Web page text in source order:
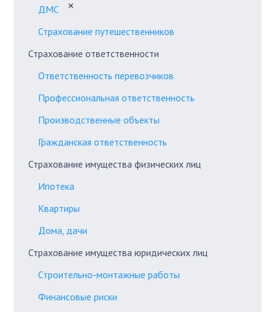
ДМС
✕
Страхование путешественников
Страхование ответственности
Ответственность перевозчиков
Профессиональная ответственность
Производственные объекты
Гражданская ответственность
Страхование имущества физических лиц
Ипотека
Квартиры
Дома, дачи
Страхование имущества юридических лиц
Строительно-монтажные работы
Финансовые риски